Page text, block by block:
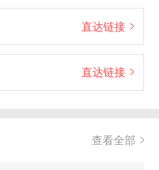
直达链接
直达链接
查看全部